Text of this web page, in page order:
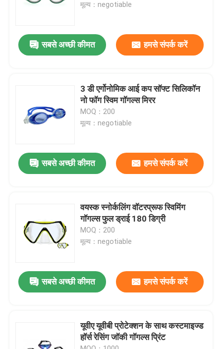
हमारे बारे में
कारखाना भ्रमण
एक उद्धरण का अनुरोध करें
सुरक्षा चश्मा काले चश्मे
मूल्य：negotiable
सबसे अच्छी कीमत हमसे संपर्क करें
3 डी एर्गोनोमिक आई कप सॉफ्ट सिलिकॉन
नो फॉग स्विम गॉगल्स मिरर
MOQ：200
मूल्य：negotiable
सबसे अच्छी कीमत हमसे संपर्क करें
वयस्क स्नोर्कलिंग वॉटरप्रूफ स्विमिंग
गॉगल्स फुल ड्राई 180 डिग्री
MOQ：200
मूल्य：negotiable
सबसे अच्छी कीमत हमसे संपर्क करें
यूवीए यूवीबी प्रोटेक्शन के साथ कस्टमाइज्ड
हॉर्स रेसिंग जॉकी गॉगल्स प्रिंट